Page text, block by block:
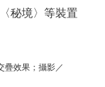
秘境〉等裝置
疊效果；攝影／